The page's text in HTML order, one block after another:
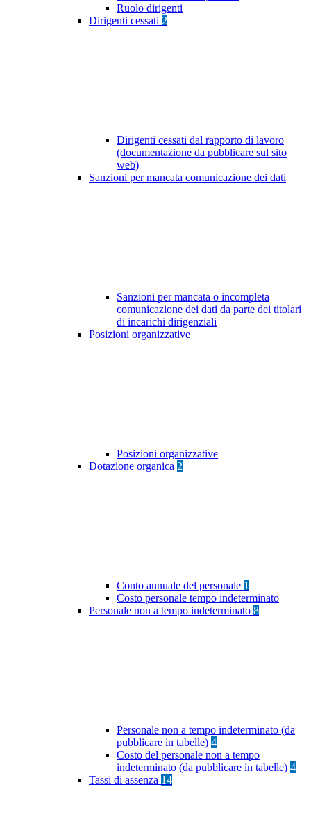
Ruolo dirigenti
Dirigenti cessati 2
Dirigenti cessati dal rapporto di lavoro
(documentazione da pubblicare sul sito
web)
Sanzioni per mancata comunicazione dei dati
Sanzioni per mancata o incompleta
comunicazione dei dati da parte dei titolari
di incarichi dirigenziali
Posizioni organizzative
Posizioni organizzative
Dotazione organica 2
Conto annuale del personale 1
Costo personale tempo indeterminato
Personale non a tempo indeterminato 8
Personale non a tempo indeterminato (da
pubblicare in tabelle) 4
Costo del personale non a tempo
indeterminato (da pubblicare in tabelle) 4
Tassi di assenza 14